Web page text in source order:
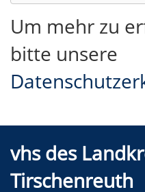
Um mehr zu
bitte unsere
vhs des
Tirschenreuth